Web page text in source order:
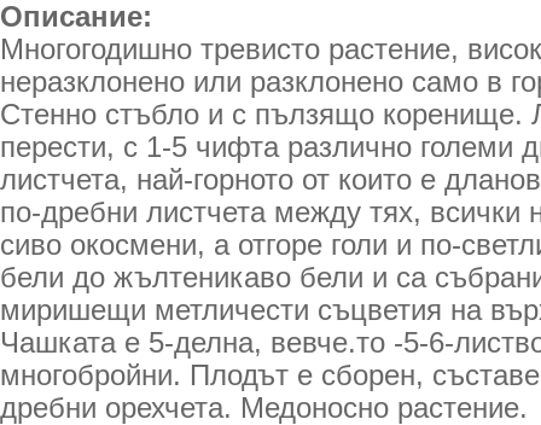
Описание:
Многогодишно тревисто растение,
неразклонено или разклонено само в
Стенно стъбло и с пълзящо коренище.
перести, с 1-5 чифта различно големи
листчета, най-горното от които е
по-дребни листчета между тях, всички
сиво окосмени, а отгоре голи и по-
бели до жълтеникаво бели и са
миришещи метличести съцветия на
Чашката е 5-делна, вевче.то -5-6-
многобройни. Плодът е сборен,
дребни орехчета. Медоносно растение.